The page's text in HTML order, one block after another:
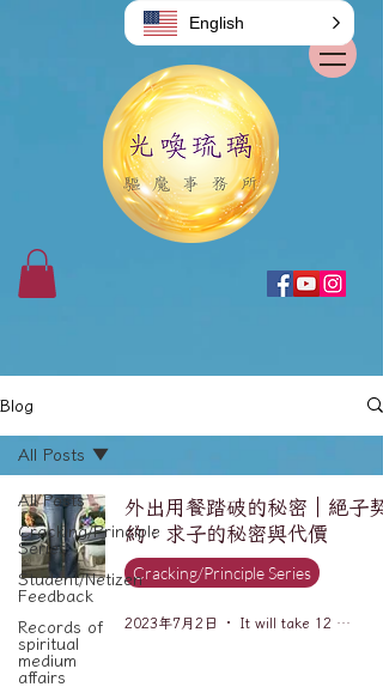
Blog
All Posts
Cracking/Principle
Series
Student/Netizen
Feedback
Records of
spiritual
medium
affairs
All Posts
外出用餐踏破的秘密｜絕子契
約：求子的秘密與代價
Cracking/Principle Series
2023年7月2日 It will take 12 minutes to read.
English